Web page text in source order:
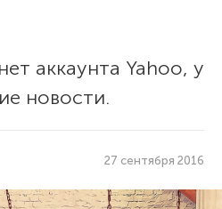
аккаунта Yahoo, у
новости.
27 сентября 2016